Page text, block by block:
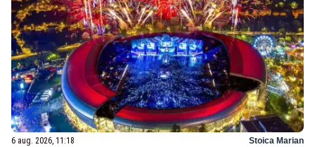
6 aug. 2026, 11:18 Stoica Marian